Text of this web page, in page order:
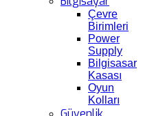
Çevre
Birimleri
Power
Supply
Bilgisasar
Kasası
Oyun
Kolları